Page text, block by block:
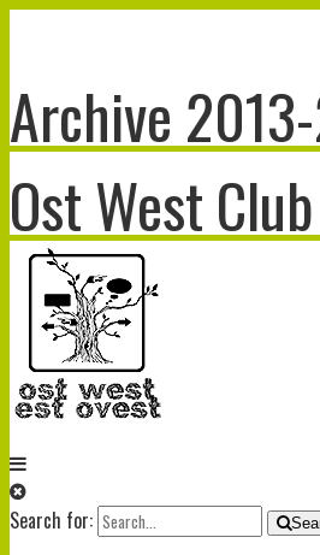
Archive
Ost West
Search for: